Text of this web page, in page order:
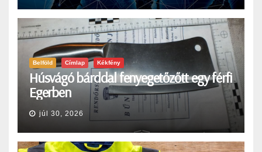
Belföld Címlap Kékfény
Húsvágó bárddal fenyegetőzőtt egy férfi
Egerben
júl 30, 2026